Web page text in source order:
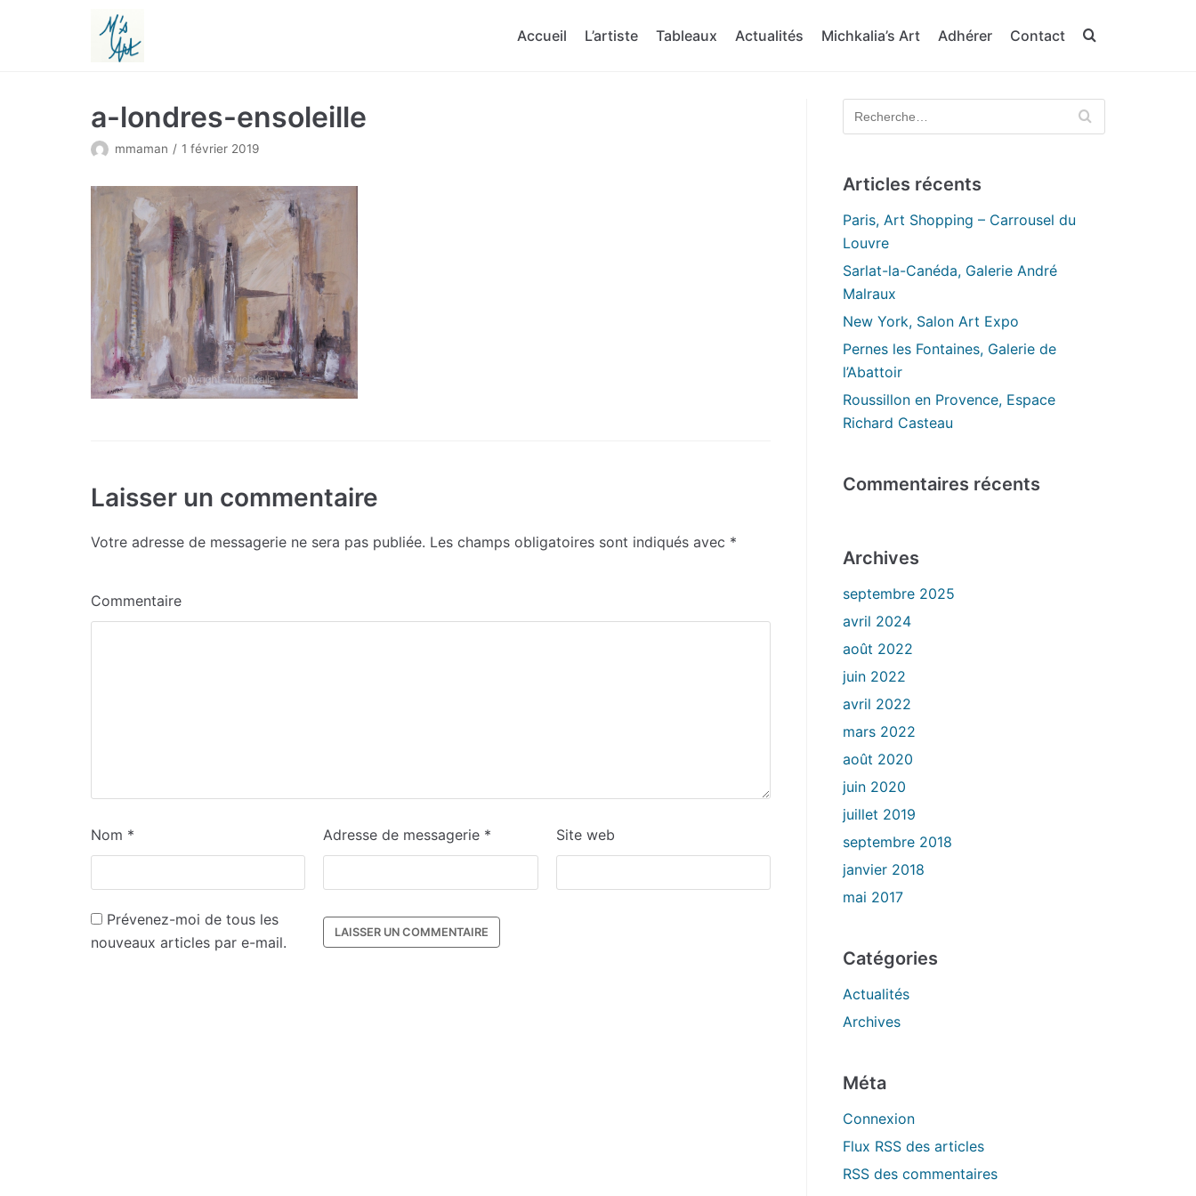
Accueil L’artiste Tableaux Actualités Michkalia’s Art Adhérer Contact
a-londres-ensoleille
mmaman 1 février 2019
Laisser un commentaire
Votre adresse de messagerie ne sera pas publiée. Les champs obligatoires sont indiqués avec *
Commentaire
Nom * Adresse de messagerie * Site web
Prévenez-moi de tous les
nouveaux articles par e-mail.
Articles récents
Paris, Art Shopping – Carrousel du
Louvre
Sarlat-la-Canéda, Galerie André
Malraux
New York, Salon Art Expo
Pernes les Fontaines, Galerie de
l’Abattoir
Roussillon en Provence, Espace
Richard Casteau
Commentaires récents
Archives
septembre 2025
avril 2024
août 2022
juin 2022
avril 2022
mars 2022
août 2020
juin 2020
juillet 2019
septembre 2018
janvier 2018
mai 2017
Catégories
Actualités
Archives
Méta
Connexion
Flux RSS des articles
RSS des commentaires